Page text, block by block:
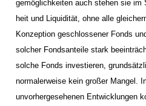
gemöglichkeiten auch stehen sie im
heit und Liquidität, ohne alle
Konzeption geschlossener Fonds
solcher Fondsanteile stark
solche Fonds investieren,
normalerweise kein großer Mangel.
unvorhergesehenen Entwicklungen